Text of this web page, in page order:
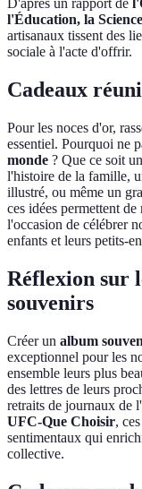
D'après un rapport de
l'Éducation, la
artisanaux tissent des
sociale à l'acte d'offrir.
Cadeaux
Pour les noces d'or,
essentiel. Pourquoi ne
monde ? Que ce soit
l'histoire de la famille,
illustré, ou même un
ces idées permettent
l'occasion de célébrer
enfants et leurs petits-
Réflexion sur
souvenirs
Créer un album
exceptionnel pour les
ensemble leurs plus
des lettres de leurs
retraits de journaux de
UFC-Que Choisir,
sentimentaux qui
collective.